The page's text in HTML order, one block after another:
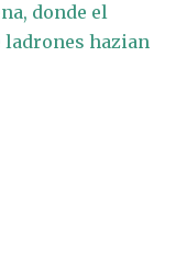
donde el
ladrones hazian